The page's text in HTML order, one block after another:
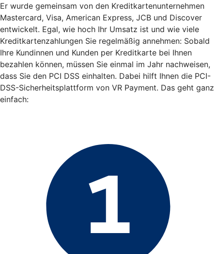
Er wurde gemeinsam von den Kreditkartenunternehmen
Mastercard, Visa, American Express, JCB und Discover
entwickelt. Egal, wie hoch Ihr Umsatz ist und wie viele
Kreditkartenzahlungen Sie regelmäßig annehmen: Sobald
Ihre Kundinnen und Kunden per Kreditkarte bei Ihnen
bezahlen können, müssen Sie einmal im Jahr nachweisen,
dass Sie den PCI DSS einhalten. Dabei hilft Ihnen die PCI-
DSS-Sicherheitsplattform von VR Payment. Das geht ganz
einfach: